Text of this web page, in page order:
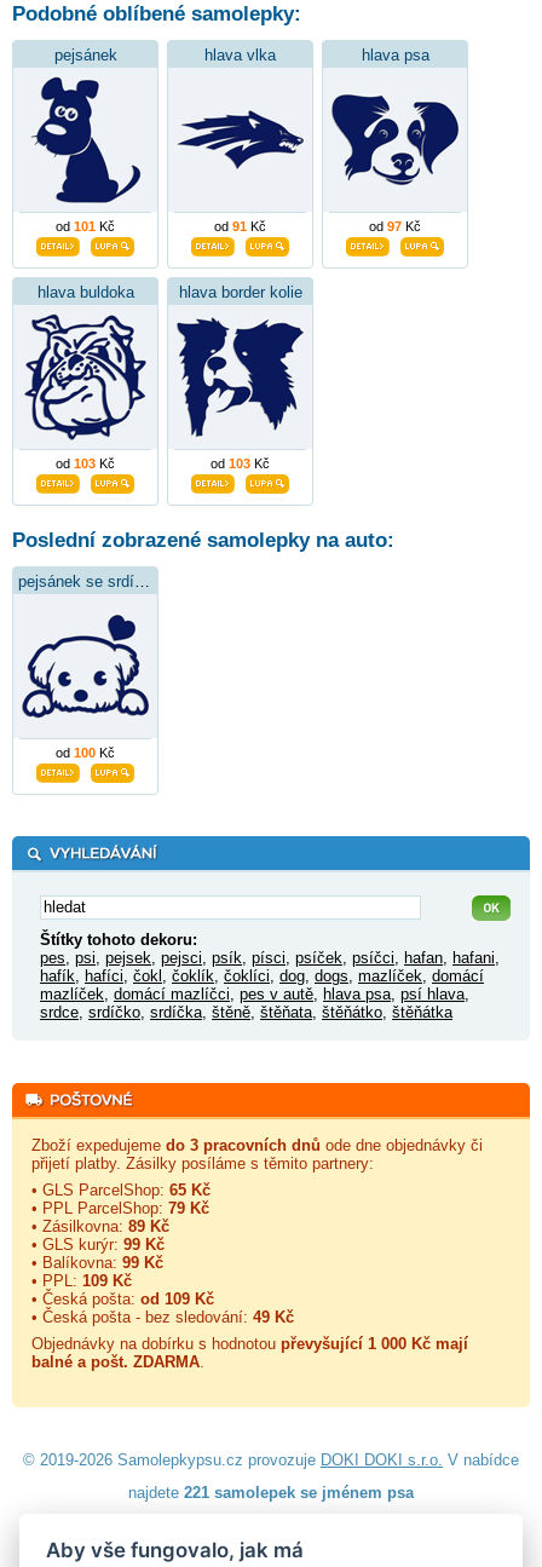
Podobné oblíbené samolepky:
pejsánek
od 101 Kč
hlava vlka
od 91 Kč
hlava psa
od 97 Kč
hlava buldoka
od 103 Kč
hlava border kolie
od 103 Kč
Poslední zobrazené samolepky na auto:
od 100 Kč
Štítky tohoto dekoru:
pes psi pejsek pejsci psík písci psíček psíčci hafan hafani
hafík hafíci čokl čoklík čoklíci dog dogs mazlíček domácí
mazlíček domácí mazlíčci pes v autě hlava psa psí hlava
srdce srdíčko srdíčka štěně štěňata štěňátko štěňátka
Zboží expedujeme do 3 pracovních dnů ode dne objednávky či
přijetí platby. Zásilky posíláme s těmito partnery:
• GLS ParcelShop: 65 Kč
• PPL ParcelShop: 79 Kč
• Zásilkovna: 89 Kč
• GLS kurýr: 99 Kč
• Balíkovna: 99 Kč
• PPL: 109 Kč
• Česká pošta: od 109 Kč
• Česká pošta - bez sledování: 49 Kč
Objednávky na dobírku s hodnotou převyšující 1 000 Kč mají
balné a pošt. ZDARMA
© 2019-2026 Samolepkypsu.cz provozuje DOKI DOKI s.r.o. V nabídce
najdete 221 samolepek se jménem psa
Návod k lepení|Návod na odstranění samolepek
Aby vše fungovalo, jak má